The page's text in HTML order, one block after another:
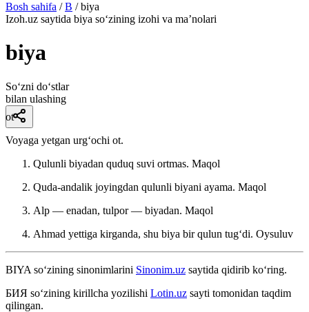
Bosh sahifa / B / biya
Izoh.uz saytida biya so‘zining izohi va ma’nolari
biya
So‘zni do‘stlar
bilan ulashing
ot
Voyaga yetgan urgʻochi ot.
Qulunli biyadan quduq suvi ortmas. Maqol
Quda-andalik joyingdan qulunli biyani ayama. Maqol
Alp — enadan, tulpor — biyadan. Maqol
Ahmad yettiga kirganda, shu biya bir qulun tugʻdi. Oysuluv
BIYA so‘zining sinonimlarini Sinonim.uz saytida qidirib ko‘ring.
БИЯ so‘zining kirillcha yozilishi Lotin.uz sayti tomonidan taqdim
qilingan.